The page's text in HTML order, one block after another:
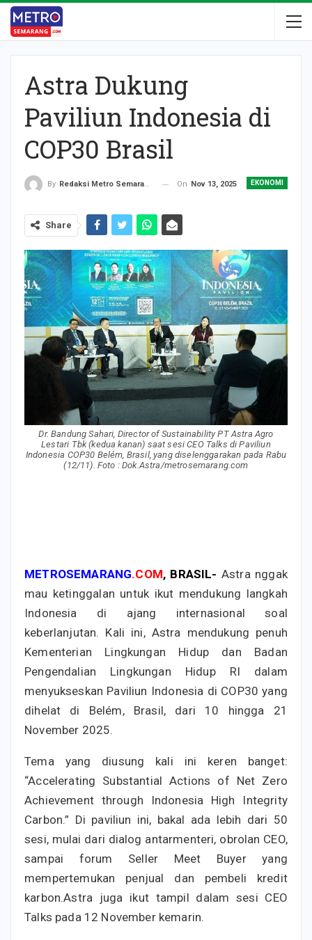
Astra Dukung
Paviliun Indonesia di
COP30 Brasil
EKONOMI
By Redaksi Metro Semarang On Nov 13, 2025
Share
Dr. Bandung Sahari, Director of Sustainability PT Astra Agro
Lestari Tbk (kedua kanan) saat sesi CEO Talks di Paviliun
Indonesia COP30 Belém, Brasil, yang diselenggarakan pada Rabu
(12/11). Foto : Dok.Astra/metrosemarang.com
METROSEMARANG.COM, BRASIL- Astra nggak
mau ketinggalan untuk ikut mendukung langkah
Indonesia di ajang internasional soal
keberlanjutan. Kali ini, Astra mendukung penuh
Kementerian Lingkungan Hidup dan Badan
Pengendalian Lingkungan Hidup RI dalam
menyukseskan Paviliun Indonesia di COP30 yang
dihelat di Belém, Brasil, dari 10 hingga 21
November 2025.
Tema yang diusung kali ini keren banget:
“Accelerating Substantial Actions of Net Zero
Achievement through Indonesia High Integrity
Carbon.” Di paviliun ini, bakal ada lebih dari 50
sesi, mulai dari dialog antarmenteri, obrolan CEO,
sampai forum Seller Meet Buyer yang
mempertemukan penjual dan pembeli kredit
karbon.Astra juga ikut tampil dalam sesi CEO
Talks pada 12 November kemarin.